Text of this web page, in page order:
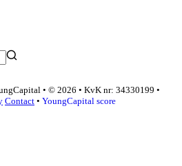
• © 2026 • KvK nr: 34330199 •
Contact • YoungCapital score